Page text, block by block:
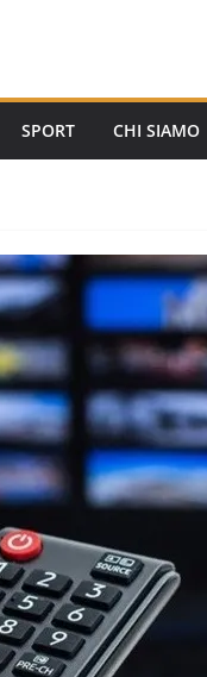
SPORT CHI SIAMO